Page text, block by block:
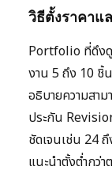
วิธีตั้งราคาแ
Portfolio ที่ดึง
งาน 5 ถึง 10 ชิ้
อธิบายความสา
ประกัน
ชัดเจนเช่น 24
แนะนำตั้งต่ำกว่า